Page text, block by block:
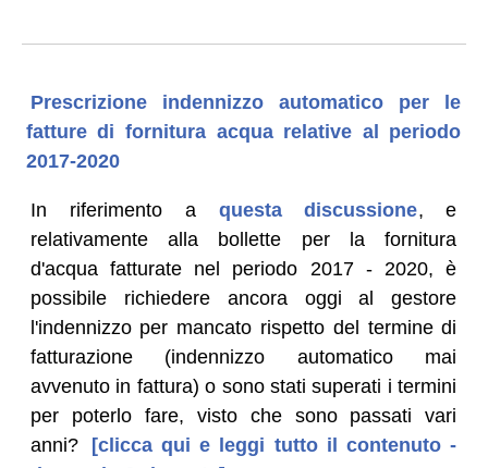
Prescrizione indennizzo automatico per le
fatture di fornitura acqua relative al periodo
2017-2020
In riferimento a questa discussione, e
relativamente alla bollette per la fornitura
d'acqua fatturate nel periodo 2017 - 2020, è
possibile richiedere ancora oggi al gestore
l'indennizzo per mancato rispetto del termine di
fatturazione (indennizzo automatico mai
avvenuto in fattura) o sono stati superati i termini
per poterlo fare, visto che sono passati vari
anni?
[clicca qui e leggi tutto il contenuto -